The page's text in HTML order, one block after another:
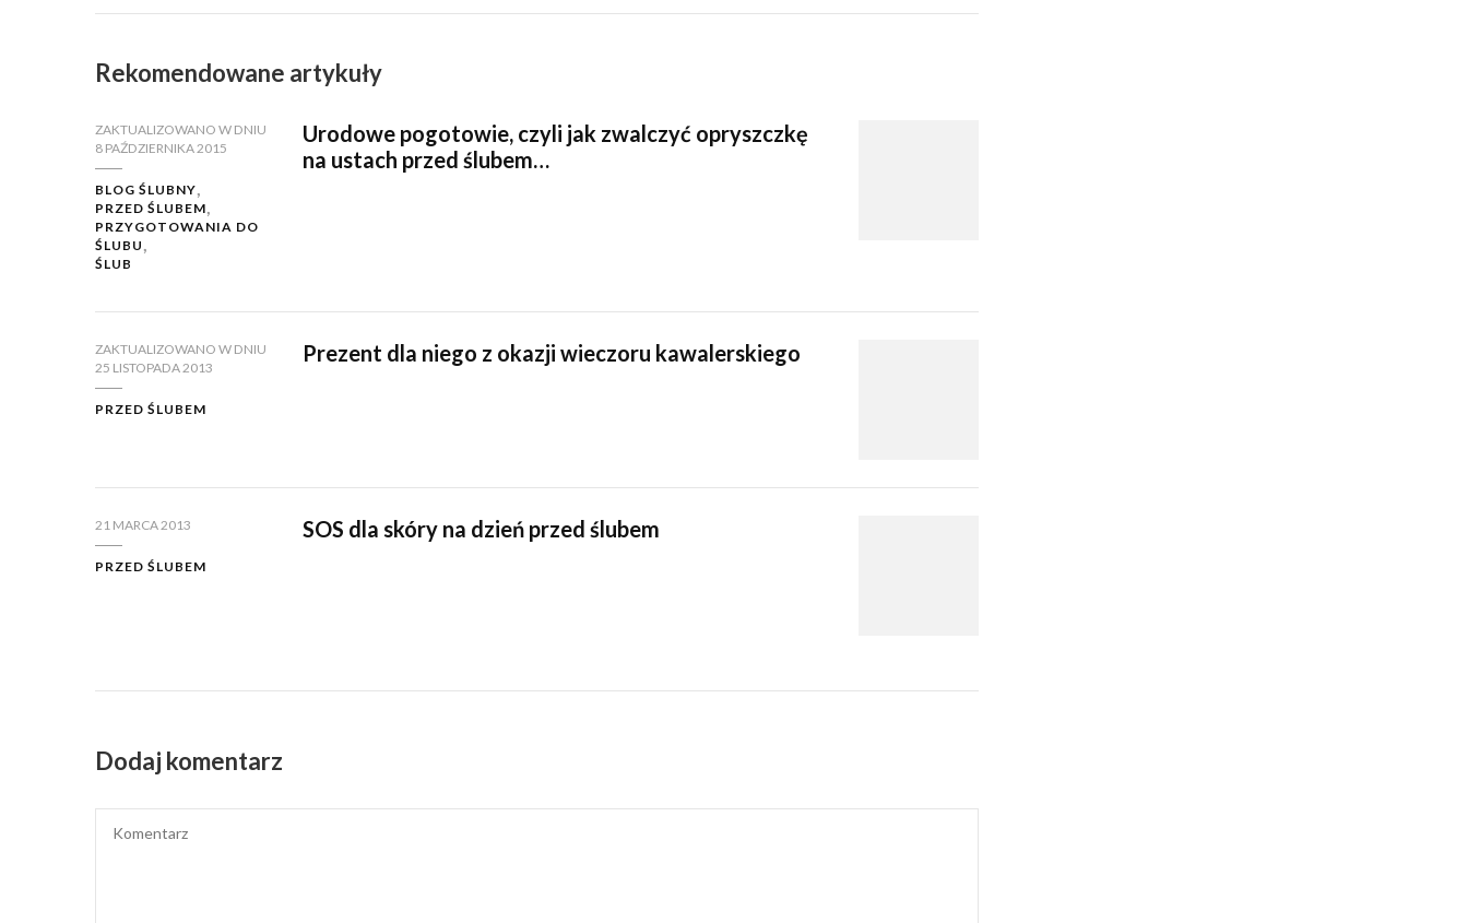
Rekomendowane artykuły
ZAKTUALIZOWANO W DNIU
8 PAŹDZIERNIKA 2015
BLOG ŚLUBNY
PRZED ŚLUBEM
PRZYGOTOWANIA DO
ŚLUBU
ŚLUB
Urodowe pogotowie, czyli jak zwalczyć opryszczkę
na ustach przed ślubem…
ZAKTUALIZOWANO W DNIU
25 LISTOPADA 2013
PRZED ŚLUBEM
Prezent dla niego z okazji wieczoru kawalerskiego
21 MARCA 2013
PRZED ŚLUBEM
SOS dla skóry na dzień przed ślubem
Dodaj komentarz